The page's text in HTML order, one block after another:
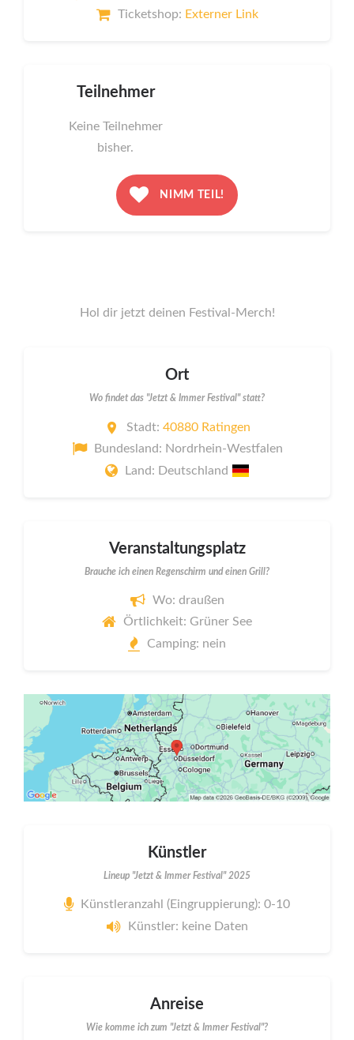
Ticketshop: Externer Link
Teilnehmer
Keine Teilnehmer
bisher.
NIMM TEIL!
Hol dir jetzt deinen Festival-Merch!
Ort
Wo findet das "Jetzt & Immer Festival" statt?
Stadt: 40880 Ratingen
Bundesland: Nordrhein-Westfalen
Land: Deutschland
Veranstaltungsplatz
Brauche ich einen Regenschirm und einen Grill?
Wo: draußen
Örtlichkeit: Grüner See
Camping: nein
Künstler
Lineup "Jetzt & Immer Festival" 2025
Künstleranzahl (Eingruppierung): 0-10
Künstler: keine Daten
Anreise
Wie komme ich zum "Jetzt & Immer Festival"?